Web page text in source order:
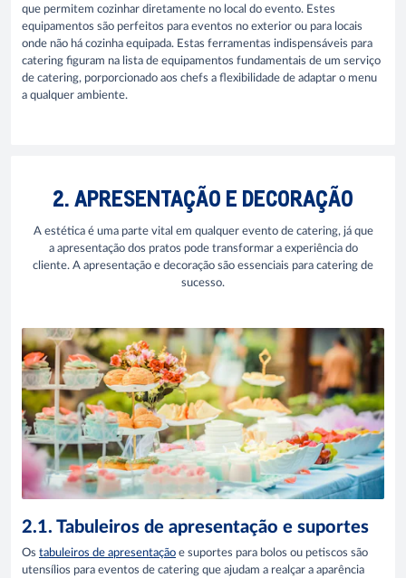
que permitem cozinhar diretamente no local do evento. Estes
equipamentos são perfeitos para eventos no exterior ou para locais
onde não há cozinha equipada. Estas ferramentas indispensáveis para
catering figuram na lista de equipamentos fundamentais de um serviço
de catering, porporcionado aos chefs a flexibilidade de adaptar o menu
a qualquer ambiente.
2. APRESENTAÇÃO E DECORAÇÃO
A estética é uma parte vital em qualquer evento de catering, já que
a apresentação dos pratos pode transformar a experiência do
cliente. A apresentação e decoração são essenciais para catering de
sucesso.
2.1. Tabuleiros de apresentação e suportes
Os tabuleiros de apresentação e suportes para bolos ou petiscos são
utensílios para eventos de catering que ajudam a realçar a aparência